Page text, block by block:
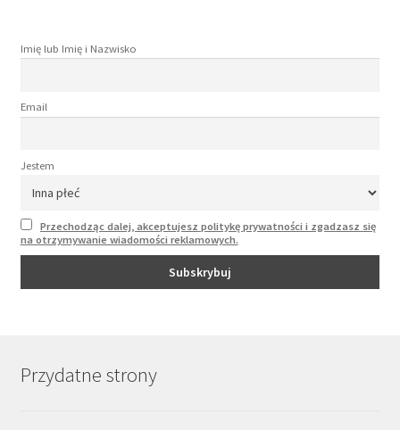
Imię lub Imię i Nazwisko
Email
Jestem
Przechodząc dalej, akceptujesz politykę prywatności i zgadzasz się
na otrzymywanie wiadomości reklamowych.
Przydatne strony